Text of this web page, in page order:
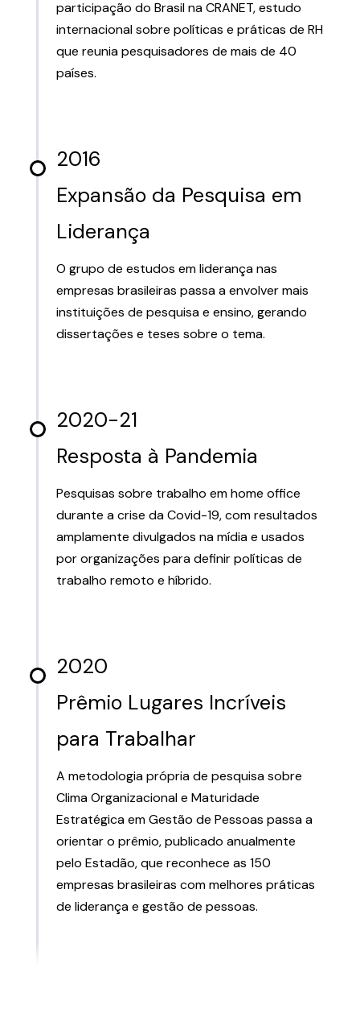
participação do Brasil na CRANET, estudo
internacional sobre políticas e práticas de RH
que reunia pesquisadores de mais de 40
países.
2016
Expansão da Pesquisa em
Liderança
O grupo de estudos em liderança nas
empresas brasileiras passa a envolver mais
instituições de pesquisa e ensino, gerando
dissertações e teses sobre o tema.
2020-21
Resposta à Pandemia
Pesquisas sobre trabalho em home office
durante a crise da Covid-19, com resultados
amplamente divulgados na mídia e usados
por organizações para definir políticas de
trabalho remoto e híbrido.
2020
Prêmio Lugares Incríveis
para Trabalhar
A metodologia própria de pesquisa sobre
Clima Organizacional e Maturidade
Estratégica em Gestão de Pessoas passa a
orientar o prêmio, publicado anualmente
pelo Estadão, que reconhece as 150
empresas brasileiras com melhores práticas
de liderança e gestão de pessoas.